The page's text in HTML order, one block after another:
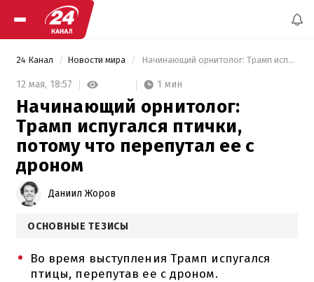
24 Канал Новости мира Начинающий орнитолог: Трамп испугался птички, потому что перепутал ее с дроном
12 мая, 18:57 1 мин
Начинающий орнитолог:
Трамп испугался птички,
потому что перепутал ее с
дроном
Даниил Жоров
ОСНОВНЫЕ ТЕЗИСЫ
Во время выступления Трамп испугался
птицы, перепутав ее с дроном.